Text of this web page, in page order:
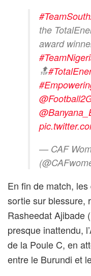
the
award
🔝
— CAF
En fin de match, les
sortie sur blessure,
Rasheedat Ajibade
presque inattendu,
de la Poule C, en
entre le Burundi et